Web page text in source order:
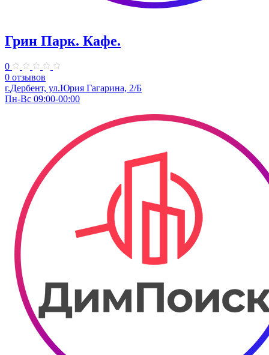
Грин Парк. Кафе.
0
0 отзывов
г.Дербент, ул.Юрия Гагарина, 2/Б
Пн-Вс 09:00-00:00